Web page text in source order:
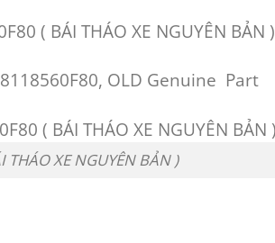
( BÁI THÁO XE NGUYÊN BẢN )
OLD Genuine Part
XE NGUYÊN BẢN )